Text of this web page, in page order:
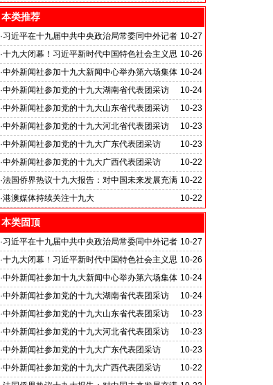
本类推荐
10-27
·习近平在十九届中共中央政治局常委同中外记者
见面时强调
10-26
·十九大闭幕！习近平新时代中国特色社会主义思
想写入党章
10-24
·中外新闻社参加十九大新闻中心举办第六场集体
采访活动,主题为“教育综合改革”
10-24
·中外新闻社参加党的十九大湖南省代表团采访
10-23
·中外新闻社参加党的十九大山东省代表团采访
10-23
·中外新闻社参加党的十九大河北省代表团采访
10-23
·中外新闻社参加党的十九大广东代表团采访
10-22
·中外新闻社参加党的十九大广西代表团采访
10-22
·法国侨界热议十九大报告：对中国未来发展充满
信心
10-22
·港澳媒体持续关注十九大
本类固顶
10-27
·习近平在十九届中共中央政治局常委同中外记者
见面时强调
10-26
·十九大闭幕！习近平新时代中国特色社会主义思
想写入党章
10-24
·中外新闻社参加十九大新闻中心举办第六场集体
采访活动,主题为“教育综合改革”
10-24
·中外新闻社参加党的十九大湖南省代表团采访
10-23
·中外新闻社参加党的十九大山东省代表团采访
10-23
·中外新闻社参加党的十九大河北省代表团采访
10-23
·中外新闻社参加党的十九大广东代表团采访
10-22
·中外新闻社参加党的十九大广西代表团采访